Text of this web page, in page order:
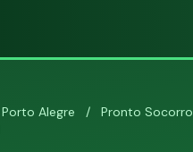
Porto Alegre / Pronto Socorro